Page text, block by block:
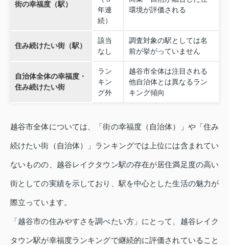
街の幸福度（駅）
年連
続）
環境が評価される
住み続けたい街（駅）
該当
なし
調査対象の駅としては名
前が挙がっていません
自治体全体の幸福度・
住み続けたい街
ラン
キン
グ外
越谷市全体は注目される
他自治体とは異なるラン
キング傾向
越谷市全体については、「街の幸福度（自治体）」や「住み
続けたい街（自治体）」ランキングでは上位には含まれてい
ないものの、越谷レイクタウン駅の存在が居住満足度の高い
街としての実績を示しており、駅を中心とした生活の魅力が
際立っています。
「越谷市の住みやすさを調べたい方」にとって、越谷レイク
タウン駅が幸福度ランキングで継続的に評価されていること